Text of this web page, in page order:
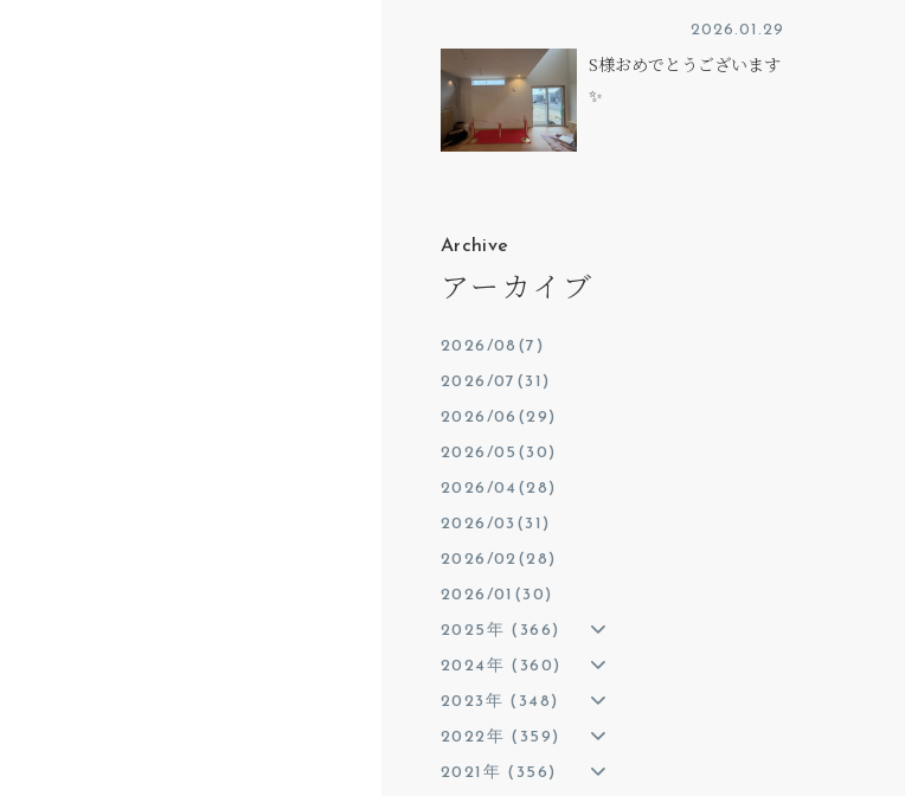
2026.01.29
S様おめでとうございます
✨
Archive
アーカイブ
2026/08(7)
2026/07(31)
2026/06(29)
2026/05(30)
2026/04(28)
2026/03(31)
2026/02(28)
2026/01(30)
2025年 (366)
2024年 (360)
2023年 (348)
2022年 (359)
2021年 (356)